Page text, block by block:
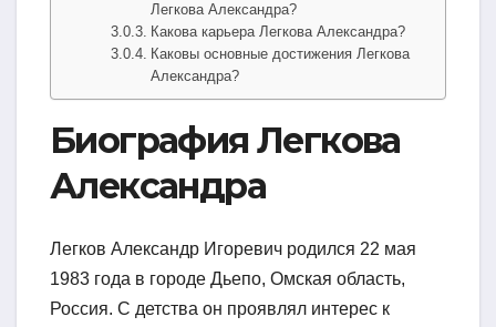
Легкова Александра?
Какова карьера Легкова Александра?
Каковы основные достижения Легкова
Александра?
Биография Легкова
Александра
Легков Александр Игоревич родился 22 мая
1983 года в городе Дьепо, Омская область,
Россия. С детства он проявлял интерес к